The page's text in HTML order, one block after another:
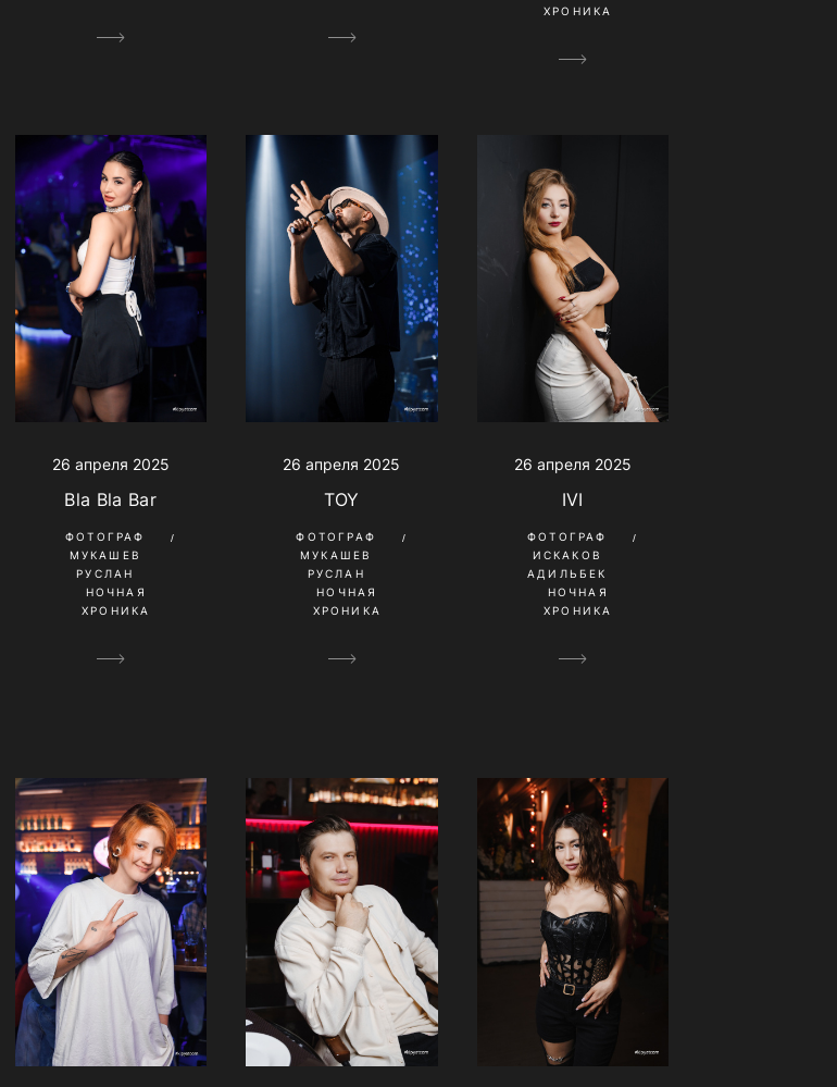
ХРОНИКА
26 апреля 2025
Bla Bla Bar
ФОТОГРАФ
МУКАШЕВ
РУСЛАН
НОЧНАЯ
ХРОНИКА
26 апреля 2025
TOY
ФОТОГРАФ
МУКАШЕВ
РУСЛАН
НОЧНАЯ
ХРОНИКА
26 апреля 2025
IVI
ФОТОГРАФ
ИСКАКОВ
АДИЛЬБЕК
НОЧНАЯ
ХРОНИКА